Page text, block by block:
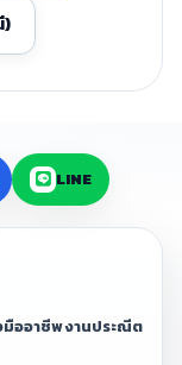
)
LINE
ออาชีพ งานประณีต